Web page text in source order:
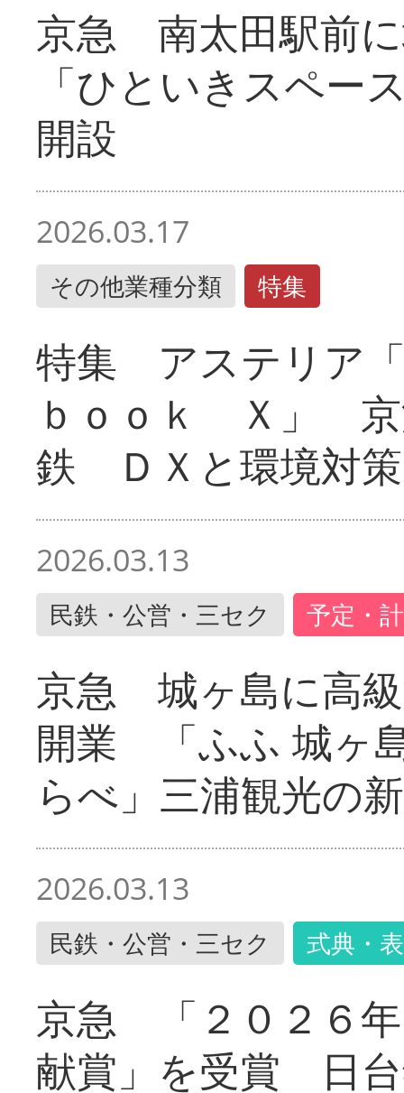
京急 南太田駅前
「ひといきスペー
開設
2026.03.17
その他業種分類 特集
特集 アステリア
ｂｏｏｋ Ｘ」 京
鉄 ＤＸと環境対策
2026.03.13
民鉄・公営・三セク 予定・
京急 城ヶ島に高
開業 「ふふ 城ヶ
らべ」三浦観光の
2026.03.13
民鉄・公営・三セク 式典・
京急 「２０２６
献賞」を受賞 日